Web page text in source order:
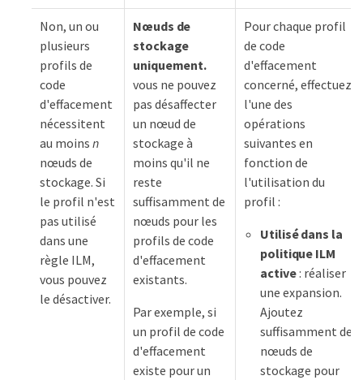
Non, un ou
plusieurs
profils de
code
d'effacement
nécessitent
au moins n
nœuds de
stockage. Si
le profil n'est
pas utilisé
dans une
règle ILM,
vous pouvez
le désactiver.
Nœuds de
stockage
uniquement.
vous ne pouvez
pas désaffecter
un nœud de
stockage à
moins qu'il ne
reste
suffisamment de
nœuds pour les
profils de code
d'effacement
existants.
Par exemple, si
un profil de code
d'effacement
existe pour un
Pour chaque profil
de code
d'effacement
concerné, effectuez
l'une des
opérations
suivantes en
fonction de
l'utilisation du
profil :
Utilisé dans la
politique ILM
active: réaliser
une expansion.
Ajoutez
suffisamment de
nœuds de
stockage pour